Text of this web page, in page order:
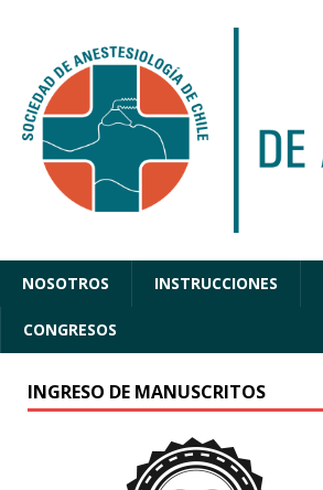
NOSOTROS INSTRUCCIONES
CONGRESOS
INGRESO DE MANUSCRITOS